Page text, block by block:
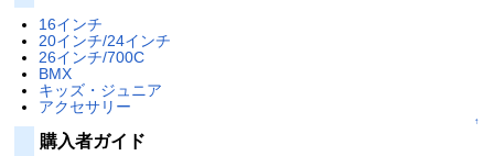
16インチ
20インチ/24インチ
26インチ/700C
BMX
キッズ・ジュニア
アクセサリー
↑
購入者ガイド